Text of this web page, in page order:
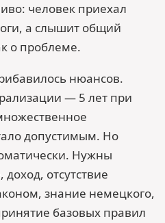
человек приехал
а слышит общий
о проблеме.
нюансов.
— 5 лет при
допустимым. Но
Нужны
отсутствие
знание немецкого,
базовых правил